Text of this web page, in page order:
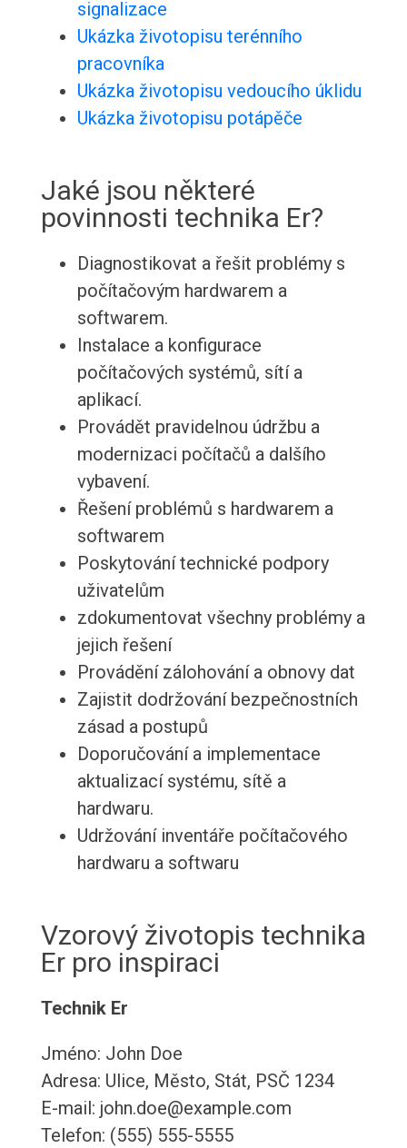
signalizace
Ukázka životopisu terénního
pracovníka
Ukázka životopisu vedoucího úklidu
Ukázka životopisu potápěče
Jaké jsou některé
povinnosti technika Er?
Diagnostikovat a řešit problémy s
počítačovým hardwarem a
softwarem.
Instalace a konfigurace
počítačových systémů, sítí a
aplikací.
Provádět pravidelnou údržbu a
modernizaci počítačů a dalšího
vybavení.
Řešení problémů s hardwarem a
softwarem
Poskytování technické podpory
uživatelům
zdokumentovat všechny problémy a
jejich řešení
Provádění zálohování a obnovy dat
Zajistit dodržování bezpečnostních
zásad a postupů
Doporučování a implementace
aktualizací systému, sítě a
hardwaru.
Udržování inventáře počítačového
hardwaru a softwaru
Vzorový životopis technika
Er pro inspiraci
Technik Er
Jméno: John Doe
Adresa: Ulice, Město, Stát, PSČ 1234
E-mail: john.doe@example.com
Telefon: (555) 555-5555